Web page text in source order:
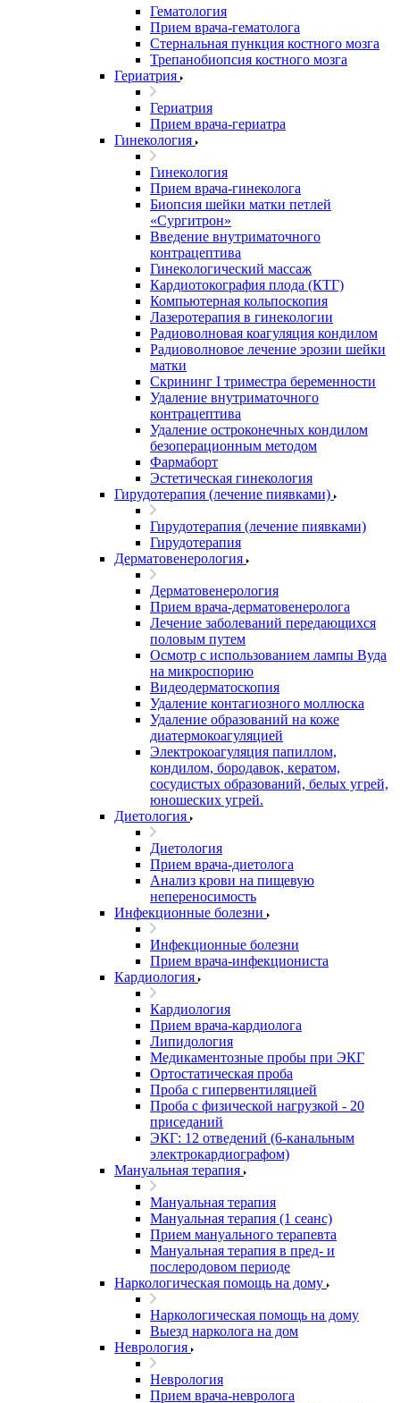
Гематология
Прием врача-гематолога
Стернальная пункция костного мозга
Трепанобиопсия костного мозга
Гериатрия
Гериатрия
Прием врача-гериатра
Гинекология
Гинекология
Прием врача-гинеколога
Биопсия шейки матки петлей
«Сургитрон»
Введение внутриматочного
контрацептива
Гинекологический массаж
Кардиотокография плода (КТГ)
Компьютерная кольпоскопия
Лазеротерапия в гинекологии
Радиоволновая коагуляция кондилом
Радиоволновое лечение эрозии шейки
матки
Скрининг I триместра беременности
Удаление внутриматочного
контрацептива
Удаление остроконечных кондилом
безоперационным методом
Фармаборт
Эстетическая гинекология
Гирудотерапия (лечение пиявками)
Гирудотерапия (лечение пиявками)
Гирудотерапия
Дерматовенерология
Дерматовенерология
Прием врача-дерматовенеролога
Лечение заболеваний передающихся
половым путем
Осмотр с использованием лампы Вуда
на микроспорию
Видеодерматоскопия
Удаление контагиозного моллюска
Удаление образований на коже
диатермокоагуляцией
Электрокоагуляция папиллом,
кондилом, бородавок, кератом,
сосудистых образований, белых угрей,
юношеских угрей.
Диетология
Диетология
Прием врача-диетолога
Анализ крови на пищевую
непереносимость
Инфекционные болезни
Инфекционные болезни
Прием врача-инфекциониста
Кардиология
Кардиология
Прием врача-кардиолога
Липидология
Медикаментозные пробы при ЭКГ
Ортостатическая проба
Проба с гипервентиляцией
Проба с физической нагрузкой - 20
приседаний
ЭКГ: 12 отведений (6-канальным
электрокардиографом)
Мануальная терапия
Мануальная терапия
Мануальная терапия (1 сеанс)
Прием мануального терапевта
Мануальная терапия в пред- и
послеродовом периоде
Наркологическая помощь на дому
Наркологическая помощь на дому
Выезд нарколога на дом
Неврология
Неврология
Прием врача-невролога